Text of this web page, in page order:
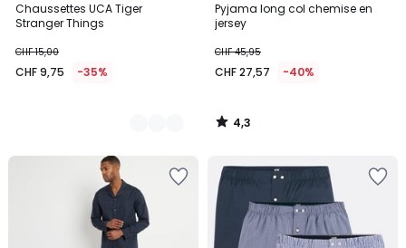
Chaussettes UCA Tiger
Stranger Things
CHF 15,00
CHF 9,75 -35%
Couleurs
Pyjama long col chemise en
jersey
CHF 45,95
CHF 27,57 -40%
/ 5
4,3
/